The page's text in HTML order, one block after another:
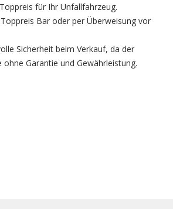
für Ihr Unfallfahrzeug.
Bar oder per Überweisung vor
Sicherheit beim Verkauf, da der
Garantie und Gewährleistung.